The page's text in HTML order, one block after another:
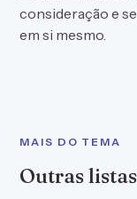
consideração e
em si mesmo.
MAIS DO TEMA
Outras